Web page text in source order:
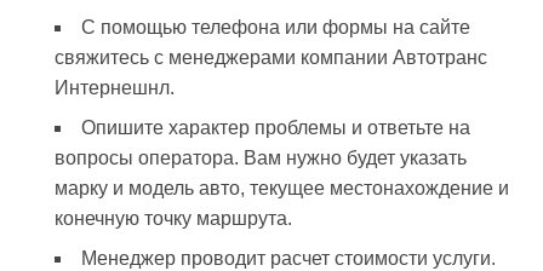
С помощью телефона или формы на сайте
свяжитесь с менеджерами компании Автотранс
Интернешнл.
Опишите характер проблемы и ответьте на
вопросы оператора. Вам нужно будет указать
марку и модель авто, текущее местонахождение и
конечную точку маршрута.
Менеджер проводит расчет стоимости услуги.